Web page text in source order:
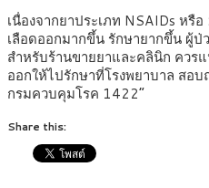
เนื่องจากยาประเภท NSAIDs หรื
เลือดออกมากขึ้น รักษายากขึ้น ผู้ป่
สำหรับร้านขายยาและคลินิก ควร
ออกให้ไปรักษาที่โรงพยาบาล สอ
กรมควบคุมโรค 1422”
Share this: